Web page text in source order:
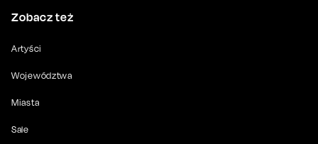
Zobacz też
Artyści
Województwa
Miasta
Sale